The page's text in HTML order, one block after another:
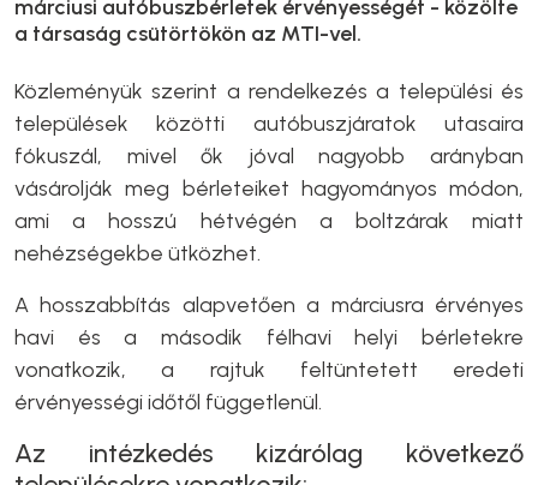
márciusi autóbuszbérletek érvényességét - közölte
a társaság csütörtökön az MTI-vel.
Közleményük szerint a rendelkezés a települési és
települések közötti autóbuszjáratok utasaira
fókuszál, mivel ők jóval nagyobb arányban
vásárolják meg bérleteiket hagyományos módon,
ami a hosszú hétvégén a boltzárak miatt
nehézségekbe ütközhet.
A hosszabbítás alapvetően a márciusra érvényes
havi és a második félhavi helyi bérletekre
vonatkozik, a rajtuk feltüntetett eredeti
érvényességi időtől függetlenül.
Az intézkedés kizárólag következő